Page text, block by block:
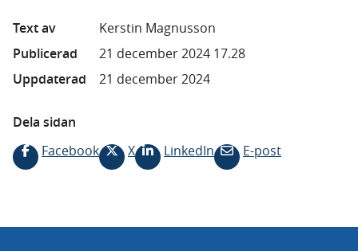
Text av
Kerstin Magnusson
Publicerad
21 december 2024 17.28
Uppdaterad
21 december 2024
Dela sidan
Facebook
X LinkedIn E-post